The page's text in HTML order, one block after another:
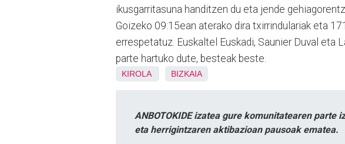
ikusgarritasuna handitzen du eta jende
Goizeko 09:15ean aterako dira txirrindulariak eta
errespetatuz. Euskaltel Euskadi, Saunier Duval
parte hartuko dute, besteak beste.
KIROLA BIZKAIA
ANBOTOKIDE izatea gure komunitatearen parte
eta herrigintzaren aktibazioan pausoak ematea.